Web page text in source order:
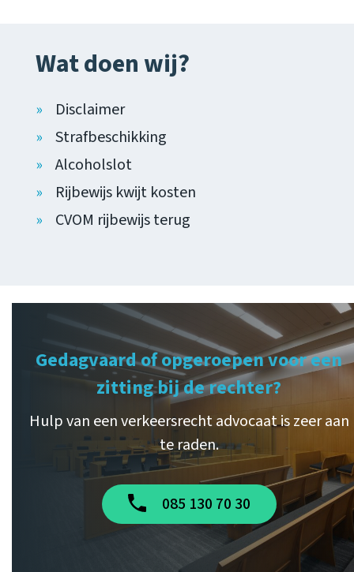
Wat doen wij?
Disclaimer
Strafbeschikking
Alcoholslot
Rijbewijs kwijt kosten
CVOM rijbewijs terug
Gedagvaard of opgeroepen voor een
zitting bij de rechter?
Hulp van een verkeersrecht advocaat is zeer aan
te raden.
085 130 70 30